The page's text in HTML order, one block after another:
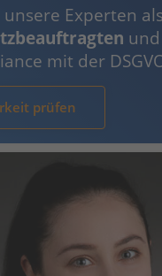
unsere Experten als
mit der
prüfen